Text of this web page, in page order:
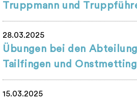
Truppmann und
28.03.2025
Übungen bei den
Tailfingen und
15.03.2025